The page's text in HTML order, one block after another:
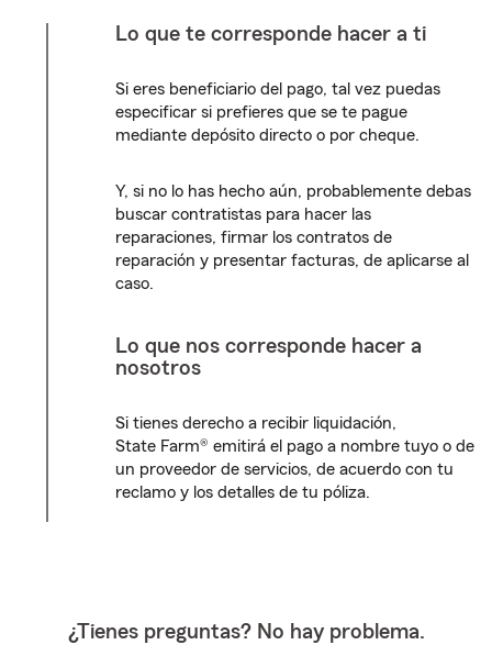
Lo que te corresponde hacer a ti
Si eres beneficiario del pago, tal vez puedas
especificar si prefieres que se te pague
mediante depósito directo o por cheque.
Y, si no lo has hecho aún, probablemente debas
buscar contratistas para hacer las
reparaciones, firmar los contratos de
reparación y presentar facturas, de aplicarse al
caso.
Lo que nos corresponde hacer a
nosotros
Si tienes derecho a recibir liquidación,
State Farm® emitirá el pago a nombre tuyo o de
un proveedor de servicios, de acuerdo con tu
reclamo y los detalles de tu póliza.
¿Tienes preguntas? No hay problema.